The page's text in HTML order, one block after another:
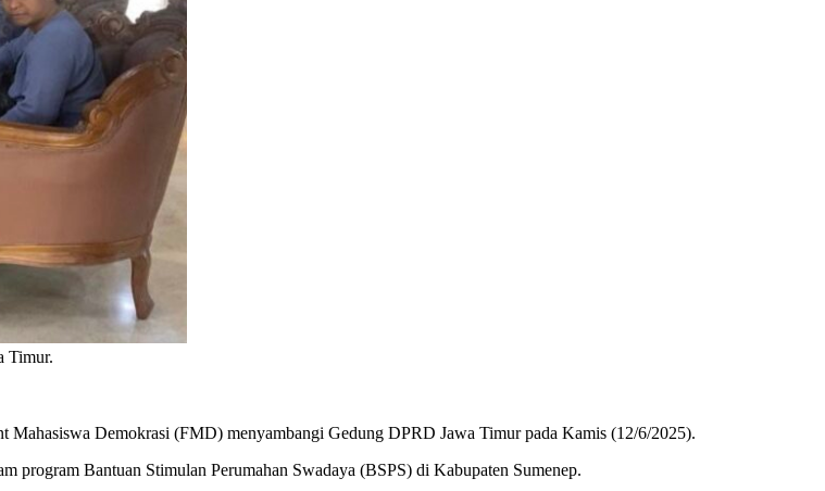
Timur.
Mahasiswa Demokrasi (FMD) menyambangi Gedung DPRD Jawa Timur pada Kamis (12/6/2025).
program Bantuan Stimulan Perumahan Swadaya (BSPS) di Kabupaten Sumenep.